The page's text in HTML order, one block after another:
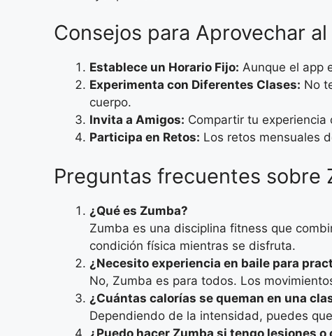
Consejos para Aprovechar
Establece un Horario Fijo: Aunque el app
Experimenta con Diferentes Clases: No
cuerpo.
Invita a Amigos: Compartir tu
Participa en Retos: Los retos mensuales
Preguntas frecuentes sobre
¿Qué es Zumba?
Zumba es una disciplina fitness que
condición física mientras se disfruta.
¿Necesito experiencia en baile para
No, Zumba es para todos. Los
¿Cuántas calorías se queman en una
Dependiendo de la intensidad, puedes
¿Puedo hacer Zumba si tengo lesiones